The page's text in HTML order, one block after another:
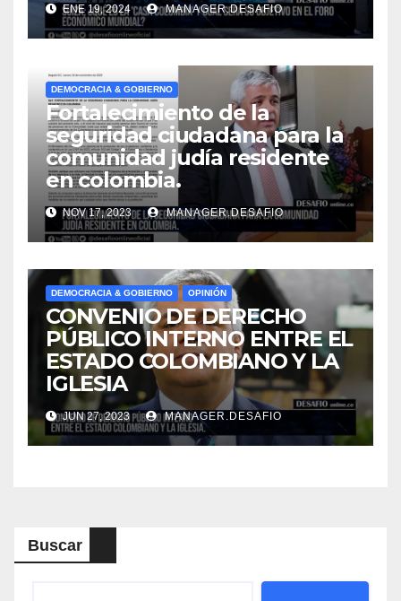
ENE 19, 2024 MANAGER.DESAFIO
DEMOCRACIA & GOBIERNO
Fortalecimiento de la
seguridad ciudadana para la
comunidad judía residente
en colombia.
NOV 17, 2023 MANAGER.DESAFIO
DEMOCRACIA & GOBIERNO OPINIÓN
CONVENIO DE DERECHO
PÚBLICO INTERNO ENTRE EL
ESTADO COLOMBIANO Y LA
IGLESIA
JUN 27, 2023 MANAGER.DESAFIO
Buscar